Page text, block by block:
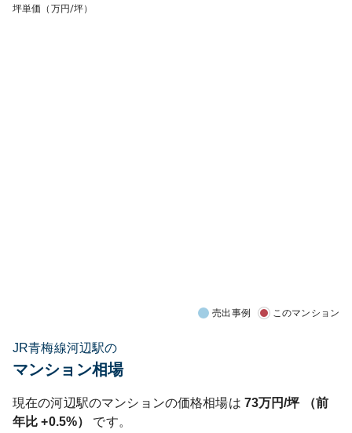
坪単価（万円/坪）
売出事例 このマンション
JR青梅線河辺駅の
マンション相場
現在の河辺駅のマンションの価格相場は 73万円/坪 （前
年比+0.5%）
です。